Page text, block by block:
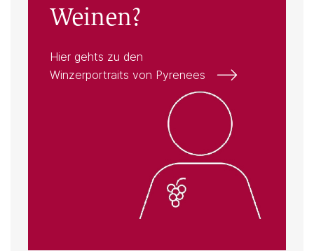
Weinen?
Hier gehts zu den
Winzerportraits von Pyrenees